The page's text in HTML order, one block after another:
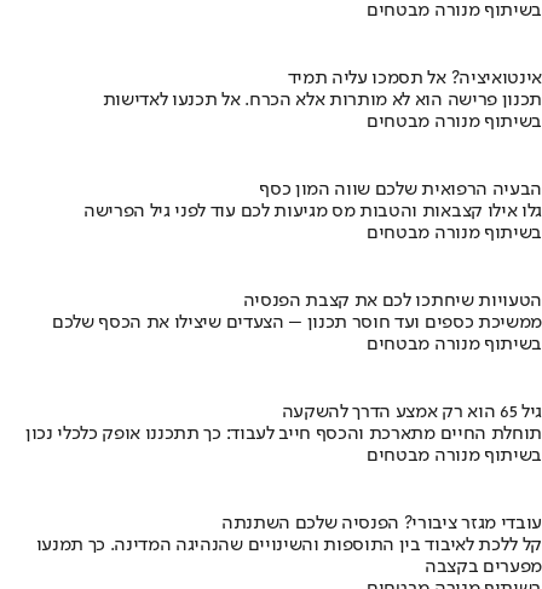
בשיתוף מנורה מבטחים
אינטואיציה? אל תסמכו עליה תמיד
תכנון פרישה הוא לא מותרות אלא הכרח. אל תכנעו לאדישות
בשיתוף מנורה מבטחים
הבעיה הרפואית שלכם שווה המון כסף
גלו אילו קצבאות והטבות מס מגיעות לכם עוד לפני גיל הפרישה
בשיתוף מנורה מבטחים
הטעויות שיחתכו לכם את קצבת הפנסיה
ממשיכת כספים ועד חוסר תכנון – הצעדים שיצילו את הכסף שלכם
בשיתוף מנורה מבטחים
גיל 65 הוא רק אמצע הדרך להשקעה
תוחלת החיים מתארכת והכסף חייב לעבוד: כך תתכננו אופק כלכלי נכון
בשיתוף מנורה מבטחים
עובדי מגזר ציבורי? הפנסיה שלכם השתנתה
קל ללכת לאיבוד בין התוספות והשינויים שהנהיגה המדינה. כך תמנעו
מפערים בקצבה